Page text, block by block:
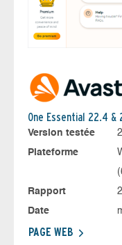
One Essential 22.4 &
Version testée
Plateforme
Rapport
Date
PAGE WEB